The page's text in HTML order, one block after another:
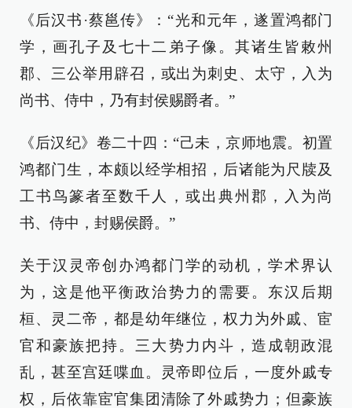
《后汉书·蔡邕传》：“光和元年，遂置鸿都门
学，画孔子及七十二弟子像。其诸生皆敕州
郡、三公举用辟召，或出为刺史、太守，入为
尚书、侍中，乃有封侯赐爵者。”
《后汉纪》卷二十四：“己未，京师地震。初置
鸿都门生，本颇以经学相招，后诸能为尺牍及
工书鸟篆者至数千人，或出典州郡，入为尚
书、侍中，封赐侯爵。”
关于汉灵帝创办鸿都门学的动机，学术界认
为，这是他平衡政治势力的需要。东汉后期
桓、灵二帝，都是幼年继位，权力为外戚、宦
官和豪族把持。三大势力内斗，造成朝政混
乱，甚至宫廷喋血。灵帝即位后，一度外戚专
权，后依靠宦官集团清除了外戚势力；但豪族